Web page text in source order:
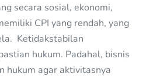
secara sosial, ekonomi,
CPI yang rendah, yang
Ketidakstabilan
hukum. Padahal, bisnis
hukum agar aktivitasnya